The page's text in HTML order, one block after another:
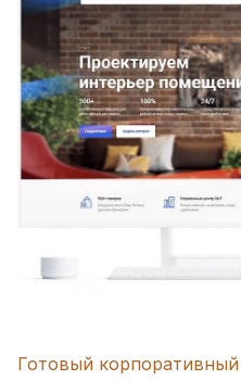
Готовый корпоративный